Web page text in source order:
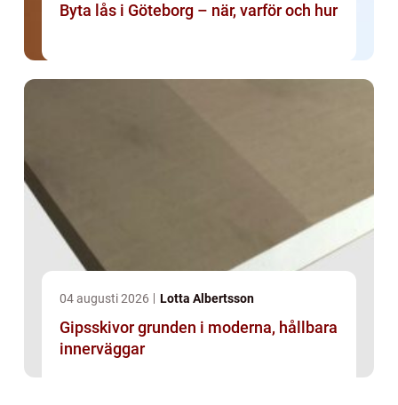
Byta lås i Göteborg – när, varför och hur
04 augusti 2026 Lotta Albertsson
Gipsskivor grunden i moderna, hållbara
innerväggar